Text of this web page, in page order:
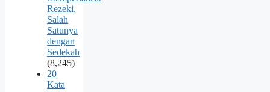
Rezeki,
Salah
Satunya
dengan
Sedekah
(8,245)
20
Kata